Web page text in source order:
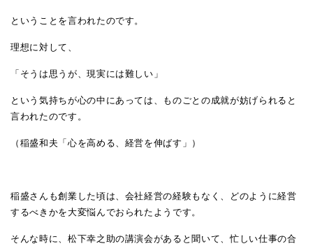
ということを言われたのです。
理想に対して、
「そうは思うが、現実には難しい」
という気持ちが心の中にあっては、ものごとの成就が妨げられると
言われたのです。
（稲盛和夫「心を高める、経営を伸ばす」）
稲盛さんも創業した頃は、会社経営の経験もなく、どのように経営
するべきかを大変悩んでおられたようです。
そんな時に、松下幸之助の講演会があると聞いて、忙しい仕事の合